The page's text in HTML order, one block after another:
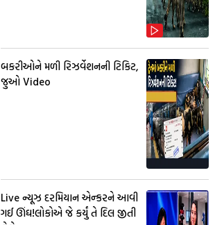
બકરીઓને મળી રિઝર્વેશનની ટિકિટ,
જુઓ Video
Live ન્યૂઝ દરમિયાન એન્કરને આવી
ગઈ ઊંઘ!લોકોએ જે કર્યું તે દિલ જીતી